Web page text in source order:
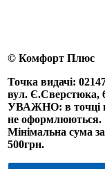
© Комфорт Плюс
Точка видачі:
вул. Є.Сверстюка,
УВАЖНО: в точці
не оформлюються.
Мінімальна сума
500грн.